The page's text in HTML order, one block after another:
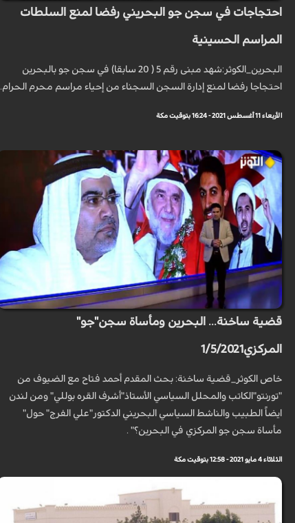
احتجاجات في سجن جو البحريني رفضا لمنع السلطات
المراسم الحسينية
البحرين_الكوثر:شهد مبنى رقم 5 ( 20 سابقا) في سجن جو بالبحرين
احتجاجا رفضا لمنع إدارة السجن السجناء من إحياء مراسم محرم الحرام.
الأربعاء 11 أغسطس 2021 - 16:24 بتوقيت مكة
قضية ساخنة... البحرين ومأساة سجن"جو"
المركزي1/5/2021
خاص الكوثر_قضية ساخنة: بحث المقدم أحمد فتاح مع الضيوف من
"تورنتو"الكاتب والمحلل السياسي الأستاذ"أشرف القره بوللي" ومن لندن
ايضاً الطبيب والناشط السياسي البحريني الدكتور"علي الفرج" حول"
مأساة سجن جو المركزي في البحرين؟" .
الثلاثاء 4 مايو 2021 - 12:58 بتوقيت مكة